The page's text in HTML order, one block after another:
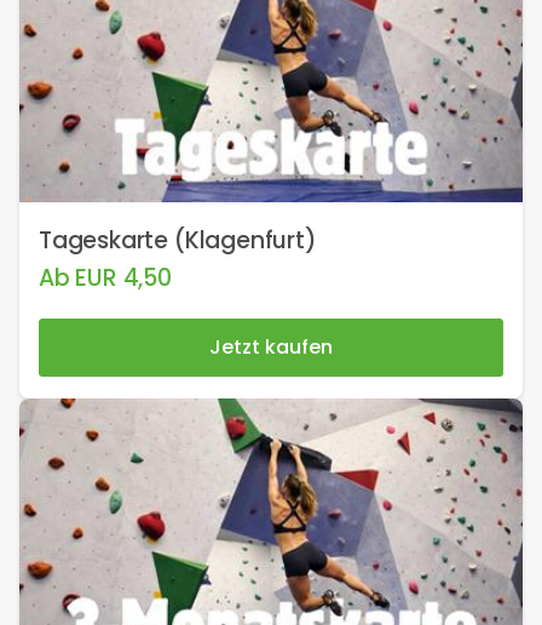
Tageskarte (Klagenfurt)
Ab EUR 4,50
Jetzt kaufen